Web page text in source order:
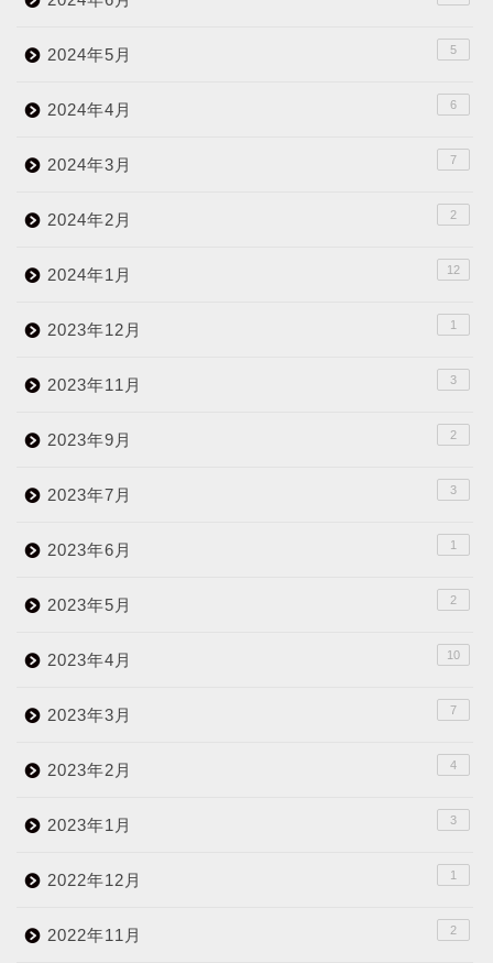
2024年5月 5
2024年4月 6
2024年3月 7
2024年2月 2
2024年1月 12
2023年12月 1
2023年11月 3
2023年9月 2
2023年7月 3
2023年6月 1
2023年5月 2
2023年4月 10
2023年3月 7
2023年2月 4
2023年1月 3
2022年12月 1
2022年11月 2